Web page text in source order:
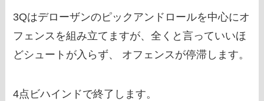
3Qはデローザンのピックアンドロールを中心にオ
フェンスを組み立てますが、全くと言っていいほ
どシュートが入らず、 オフェンスが停滞します。
4点ビハインドで終了します。